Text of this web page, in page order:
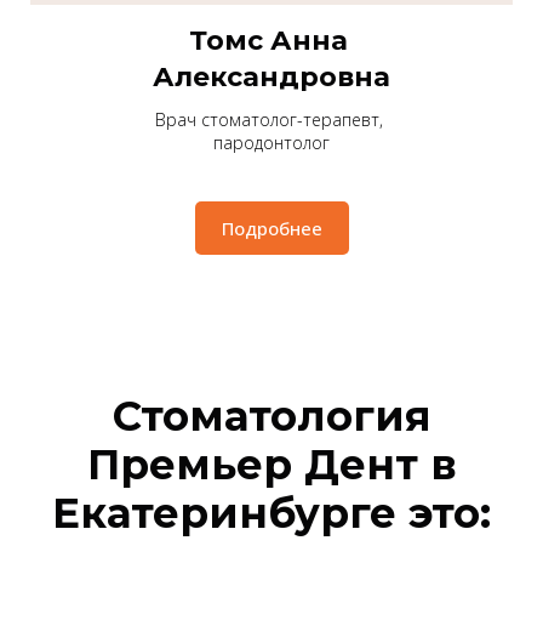
Томс Анна
Александровна
Врач стоматолог-терапевт,
пародонтолог
Подробнее
Стоматология
Премьер Дент в
Екатеринбурге это: